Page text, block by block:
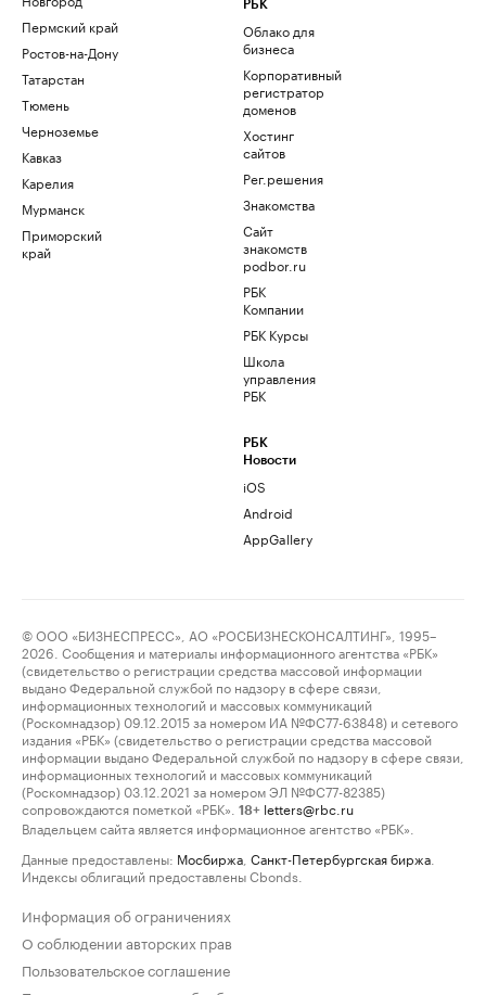
Пермский край
Ростов-на-Дону
Татарстан
Тюмень
Черноземье
Кавказ
Карелия
Мурманск
Приморский
край
РБК
Облако для
бизнеса
Корпоративный
регистратор
доменов
Хостинг
сайтов
Рег.решения
Знакомства
Сайт
знакомств
podbor.ru
РБК
Компании
РБК Курсы
Школа
управления
РБК
РБК
Новости
iOS
Android
AppGallery
© ООО «БИЗНЕСПРЕСС», АО «РОСБИЗНЕСКОНСАЛТИНГ», 1995–
2026. Сообщения и материалы информационного агентства «РБК»
(свидетельство о регистрации средства массовой информации
выдано Федеральной службой по надзору в сфере связи,
информационных технологий и массовых коммуникаций
(Роскомнадзор) 09.12.2015 за номером ИА №ФС77-63848) и сетевого
издания «РБК» (свидетельство о регистрации средства массовой
информации выдано Федеральной службой по надзору в сфере связи,
информационных технологий и массовых коммуникаций
(Роскомнадзор) 03.12.2021 за номером ЭЛ №ФС77-82385)
сопровождаются пометкой «РБК».
18+ letters@rbc.ru
Владельцем сайта является информационное агентство «РБК».
Данные предоставлены: Мосбиржа Санкт-Петербургская биржа
Индексы облигаций предоставлены Cbonds.
Информация об ограничениях
О соблюдении авторских прав
Пользовательское соглашение